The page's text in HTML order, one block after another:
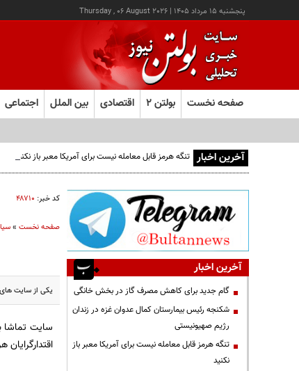
پنجشنبه ۱۵ مرداد ۱۴۰۵ |
Thursday , 06 August 2026
صفحه نخست بولتن ۲ اقتصادی بین الملل اجتماعی
آخرین اخبار تنگه هرمز قابل معامله نیست برای آمریکا معبر باز نکنید
کد خبر: ۴۸۷۱۰
صفحه نخست»
يکی از سایت های
سایت تماشا
آخرین اخبار
گام جدید برای کاهش مصرف گاز در بخش خانگی
شکنجه رئیس بیمارستان کمال عدوان غزه در زندان
رژیم صهیونیستی
تنگه هرمز قابل معامله نیست برای آمریکا معبر باز
نکنید